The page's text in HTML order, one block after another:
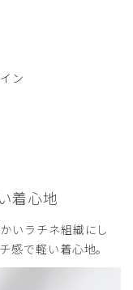
ン
着心地
いラチネ組織にし
感で軽い着心地。